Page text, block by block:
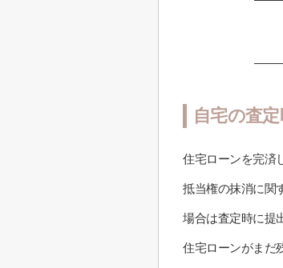
自宅の査
住宅ローンを完済
抵当権の抹消に関
場合は査定時に提
住宅ローンがまだ